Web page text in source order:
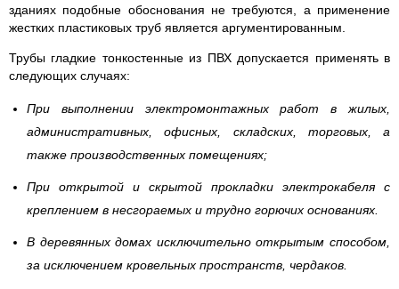
зданиях подобные обоснования не требуются, а применение
жестких пластиковых труб является аргументированным.
Трубы гладкие тонкостенные из ПВХ допускается применять в
следующих случаях:
При выполнении электромонтажных работ в жилых,
административных, офисных, складских, торговых, а
также производственных помещениях;
При открытой и скрытой прокладки электрокабеля с
креплением в несгораемых и трудно горючих основаниях.
В деревянных домах исключительно открытым способом,
за исключением кровельных пространств, чердаков.